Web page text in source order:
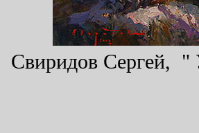
Свиридов Сергей, "